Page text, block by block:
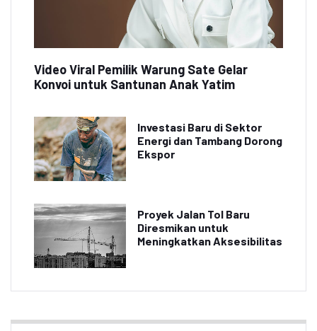
Video Viral Pemilik Warung Sate Gelar
Konvoi untuk Santunan Anak Yatim
Investasi Baru di Sektor
Energi dan Tambang Dorong
Ekspor
Proyek Jalan Tol Baru
Diresmikan untuk
Meningkatkan Aksesibilitas